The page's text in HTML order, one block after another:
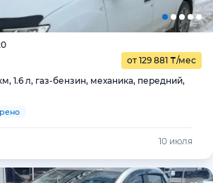
от 129 881 ₸/мес
1.6 л, газ-бензин, механика, передний,
10 июля